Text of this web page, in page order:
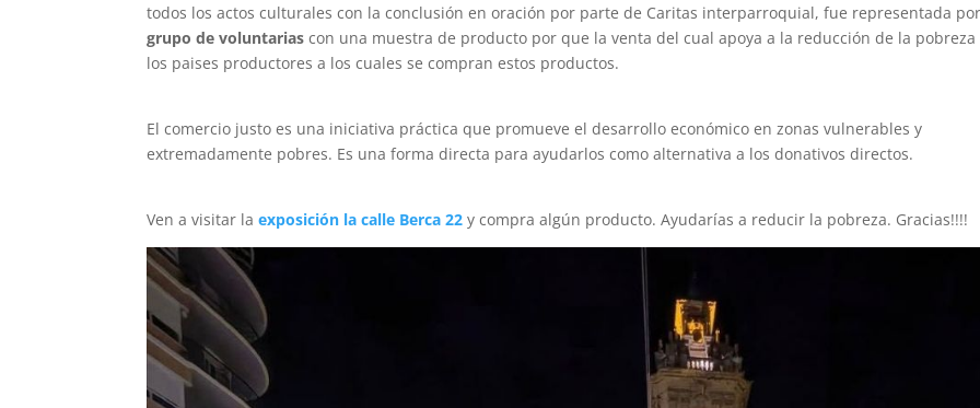
todos los actos culturales con la conclusión en oración por parte de Caritas interparroquial, fue representada
grupo de voluntarias con una muestra de producto por que la venta del cual apoya a la reducción de la pobreza
los paises productores a los cuales se compran estos productos.
El comercio justo es una iniciativa práctica que promueve el desarrollo económico en zonas vulnerables y
extremadamente pobres. Es una forma directa para ayudarlos como alternativa a los donativos directos.
Ven a visitar la exposición la calle Berca 22 y compra algún producto. Ayudarías a reducir la pobreza. Gracias!!!!